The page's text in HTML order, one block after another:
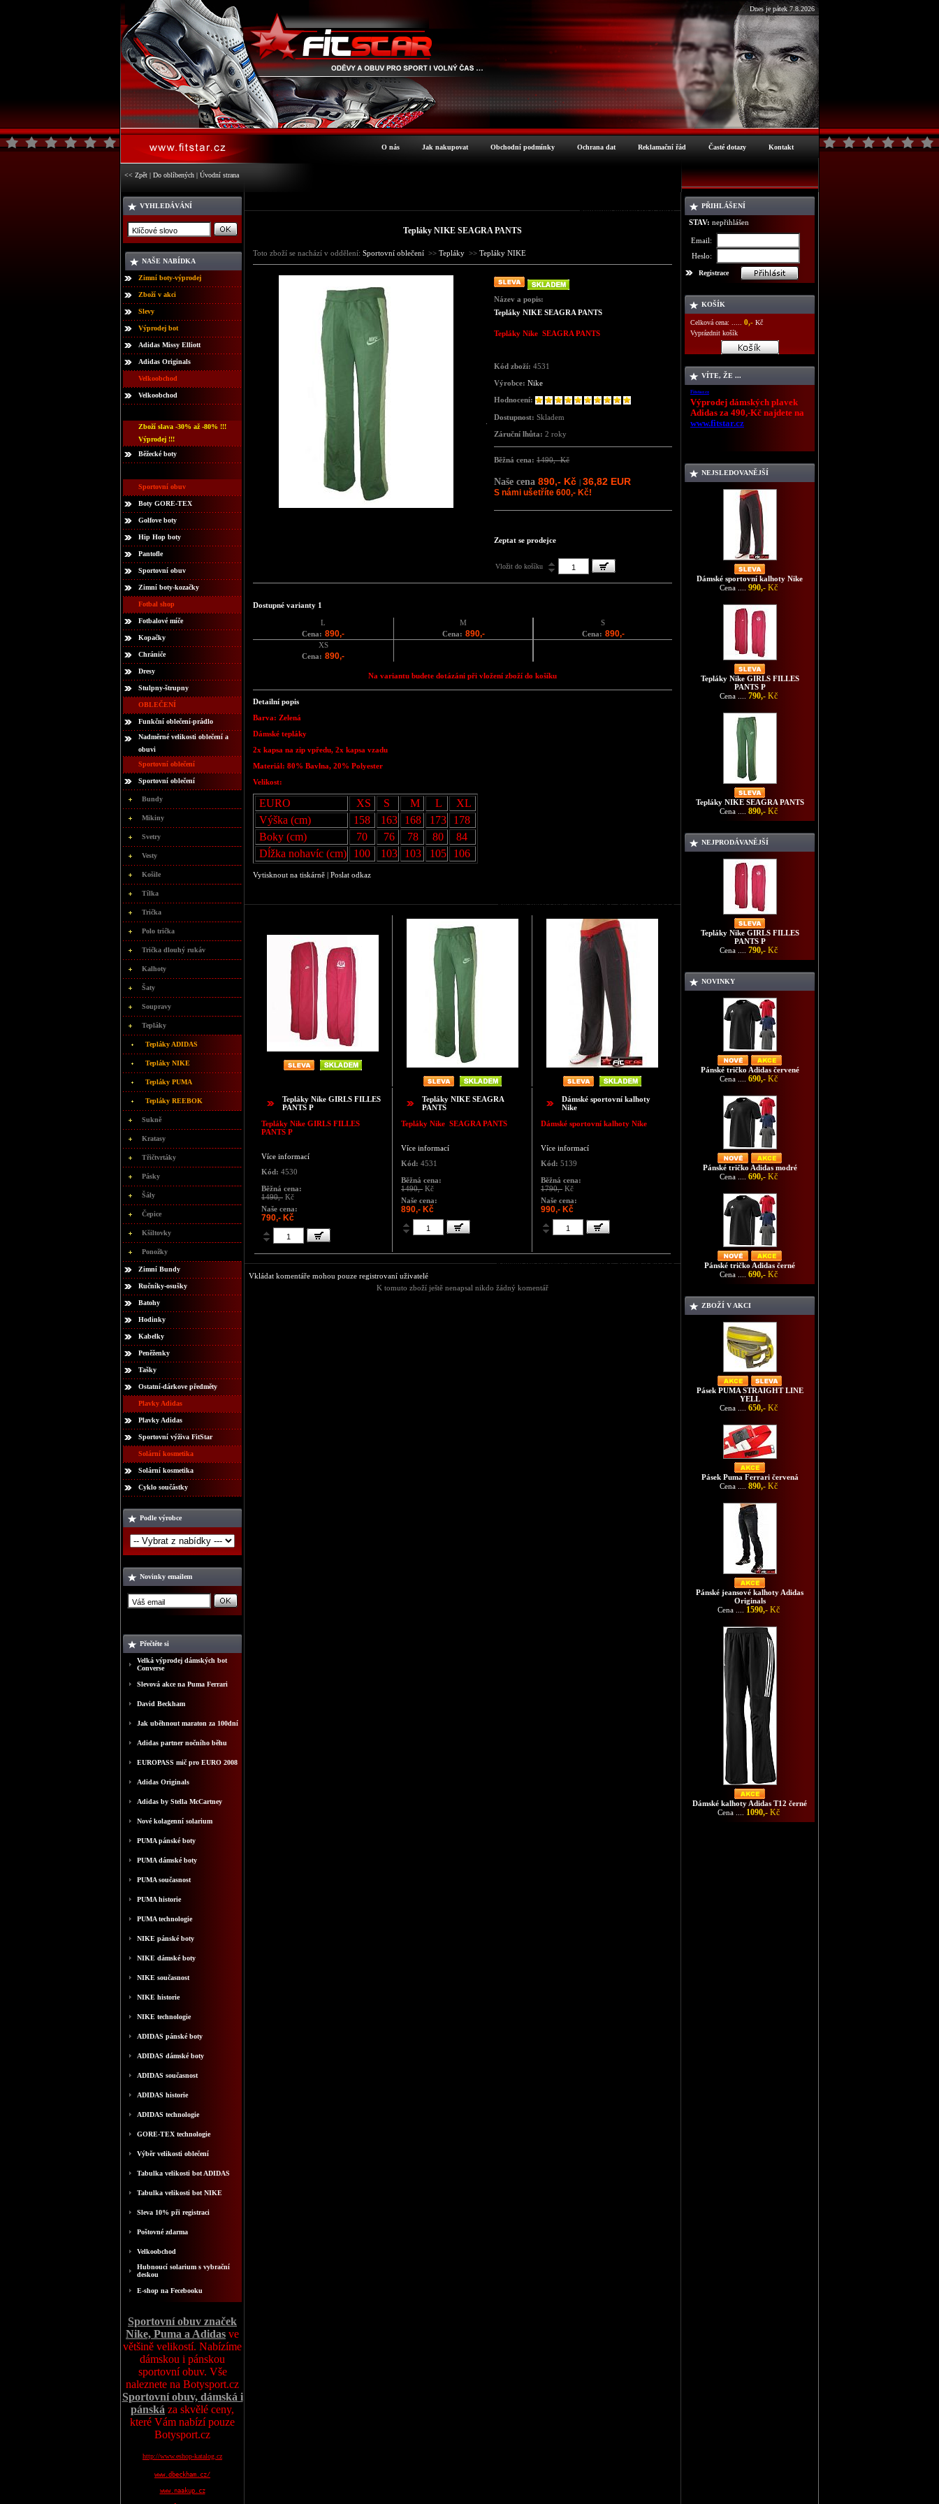
Dnes je pátek 7.8.2026
O nás Jak nakupovat Obchodní podmínky Ochrana dat Reklamační řád Časté dotazy Kontakt
<< Zpět | Do oblíbených | Úvodní strana
VYHLEDÁVÁNÍ
NAŠE NABÍDKA
Zimní boty-výprodej
Zboží v akci
Slevy
Výprodej bot
Adidas Missy Elliott
Adidas Originals
Velkoobchod
Velkoobchod
Zboží slava -30% až -80% !!!
Výprodej !!!
Běžecké boty
Sportovní obuv
Boty GORE-TEX
Golfove boty
Hip Hop boty
Pantofle
Sportovní obuv
Zimní boty-kozačky
Fotbal shop
Fotbalové míče
Kopačky
Chrániče
Dresy
Stulpny-štrupny
OBLEČENÍ
Funkční oblečení-prádlo
Nadměrné velikosti oblečení a
obuvi
Sportovní oblečení
Sportovní oblečení
Bundy
Mikiny
Svetry
Vesty
Košile
Tílka
Trička
Polo trička
Trička dlouhý rukáv
Kalhoty
Šaty
Soupravy
Tepláky
Tepláky ADIDAS
Tepláky NIKE
Tepláky PUMA
Tepláky REEBOK
Sukně
Kratasy
Třičtvrtáky
Pásky
Šály
Čepice
Kšiltovky
Ponožky
Zimní Bundy
Ručníky-osušky
Batohy
Hodinky
Kabelky
Peněženky
Tašky
Ostatní-dárkove předměty
Plavky Adidas
Plavky Adidas
Sportovní výživa FitStar
Solární kosmetika
Solární kosmetika
Cyklo součástky
Podle výrobce
Novinky emailem
Přečtěte si
Velká výprodej dámských bot
Converse
Slevová akce na Puma Ferrari
David Beckham
Jak uběhnout maraton za 100dní
Adidas partner nočního běhu
EUROPASS mič pro EURO 2008
Adidas Originals
Adidas by Stella McCartney
Nové kolagenní solarium
PUMA pánské boty
PUMA dámské boty
PUMA současnost
PUMA historie
PUMA technologie
NIKE pánské boty
NIKE dámské boty
NIKE současnost
NIKE historie
NIKE technologie
ADIDAS pánské boty
ADIDAS dámské boty
ADIDAS současnost
ADIDAS historie
ADIDAS technologie
GORE-TEX technologie
Výběr velikosti oblečení
Tabulka velikosti bot ADIDAS
Tabulka velikosti bot NIKE
Sleva 10% při registraci
Poštovné zdarma
Velkoobchod
Hubnoucí solarium s vybrační
deskou
E-shop na Fecebooku
Sportovní obuv značek
Nike, Puma a Adidas ve
většině velikostí. Nabízíme
dámskou i pánskou
sportovní obuv. Vše
naleznete na Botysport.cz
Sportovní obuv, dámská i
pánská za skvělé ceny,
které Vám nabízí pouze
Botysport.cz
http://www.eshop-katalog.cz
www.dbeckham.cz/
www.naakup.cz
Podrobné informace o zboží
Tepláky NIKE SEAGRA PANTS
Toto zboží se nachází v oddělení: Sportovní oblečení >> Tepláky >> Tepláky NIKE
Název a popis:
Tepláky NIKE SEAGRA PANTS
Tepláky Nike SEAGRA PANTS
Kód zboží: 4531
Výrobce: Nike
Hodnocení:
Dostupnost: Skladem
Záruční lhůta: 2 roky
Běžná cena: 1490,- Kč
Naše cena 890,- Kč 36,82 EUR
S námi ušetříte 600,- Kč!
Zeptat se prodejce
Vložit do košíku
Dostupné varianty 1
L
Cena: 890,-
M
Cena: 890,-
S
Cena: 890,-
XS
Cena: 890,-
Na variantu budete dotázáni při vložení zboží do košíku
Detailní popis
Barva: Zelená
Dámské tepláky
2x kapsa na zip vpředu, 2x kapsa vzadu
Materiál: 80% Bavlna, 20% Polyester
Velikost:
EURO XS S M L
XL
Výška (cm)
158 163 168 173
178
Boky (cm)
70 76 78 80
84
Dĺžka nohavíc (cm)
100 103 103 105 106
Vytisknout na tiskárně | Poslat odkaz
Podobné zboží jako Tepláky NIKE SEAGRA PANTS
Tepláky Nike GIRLS FILLES
PANTS P
Tepláky Nike GIRLS FILLES
PANTS P
Více informací
Kód: 4530
Běžná cena:
1490,- Kč
Naše cena:
790,- Kč
Tepláky NIKE SEAGRA
PANTS
Tepláky Nike SEAGRA PANTS
Více informací
Kód: 4531
Běžná cena:
1490,- Kč
Naše cena:
890,- Kč
Dámské sportovní kalhoty
Nike
Dámské sportovní kalhoty Nike
Více informací
Kód: 5139
Běžná cena:
1790,- Kč
Naše cena:
990,- Kč
Komentáře ke zboží Tepláky NIKE SEAGRA PANTS
Vkládat komentáře mohou pouze registrovaní uživatelé
K tomuto zboží ještě nenapsal nikdo žádný komentář
PŘIHLÁŠENÍ
STAV: nepřihlášen
Email:
Heslo:
Registrace
KOŠÍK
Celková cena: ..... 0,- Kč
Vyprázdnit košík
VÍTE, ŽE ...
Fitstar.cz
Výprodej dámských plavek
Adidas za 490,-Kč najdete na
www.fitstar.cz
NEJSLEDOVANĚJŠÍ
Dámské sportovní kalhoty Nike
Cena .... 990,- Kč
Tepláky Nike GIRLS FILLES
PANTS P
Cena .... 790,- Kč
Tepláky NIKE SEAGRA PANTS
Cena .... 890,- Kč
NEJPRODÁVANĚJŠÍ
Tepláky Nike GIRLS FILLES
PANTS P
Cena .... 790,- Kč
NOVINKY
Pánské tričko Adidas červené
Cena .... 690,- Kč
Pánské tričko Adidas modré
Cena .... 690,- Kč
Pánské tričko Adidas černé
Cena .... 690,- Kč
ZBOŽÍ V AKCI
Pásek PUMA STRAIGHT LINE
YELL
Cena .... 650,- Kč
Pásek Puma Ferrari červená
Cena .... 890,- Kč
Pánské jeansové kalhoty Adidas
Originals
Cena .... 1590,- Kč
Dámské kalhoty Adidas T12 černé
Cena .... 1090,- Kč